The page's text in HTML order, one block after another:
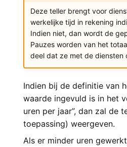
Deze teller brengt voor
werkelijke tijd in rekening
Indien niet, dan wordt de
Pauzes worden van het
deel dat ze met de diensten
Indien bij de definitie van
waarde ingevuld is in het
uren per jaar”, dan zal de
toepassing) weergeven.
Als er minder uren